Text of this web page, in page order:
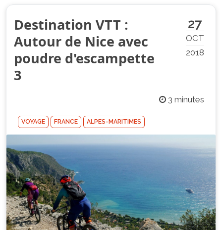
27
OCT
2018
Destination VTT :
Autour de Nice avec
poudre d'escampette
3
3 minutes
VOYAGE FRANCE ALPES-MARITIMES